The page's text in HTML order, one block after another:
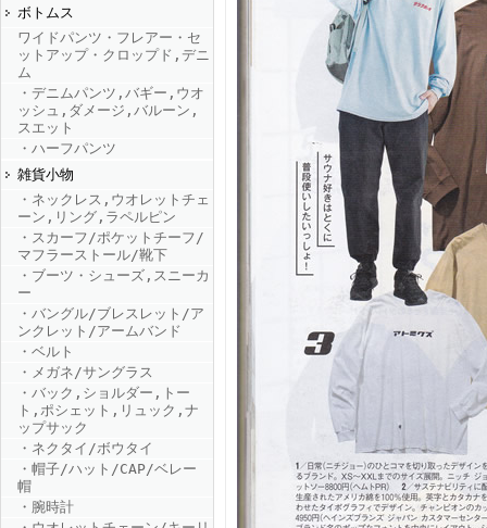
FINEBOYS2025年8月号
FINEBOYS2025年7月号
FINEBOYS2025年6月号
ボトムス
ワイドパンツ・フレアー・セ
ットアップ・クロップド,デニ
ム
・デニムパンツ,バギー,ウオ
ッシュ,ダメージ,バルーン,
スエット
・ハーフパンツ
雑貨小物
・ネックレス,ウオレットチェ
ーン,リング,ラペルピン
・スカーフ/ポケットチーフ/
マフラーストール/靴下
・ブーツ・シューズ,スニーカ
ー
・バングル/ブレスレット/ア
ンクレット/アームバンド
・ベルト
・メガネ/サングラス
・バック,ショルダー,トー
ト,ポシェット,リュック,ナ
ップサック
・ネクタイ/ボウタイ
・帽子/ハット/CAP/ベレー
帽
・腕時計